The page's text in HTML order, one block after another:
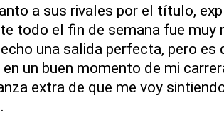
a sus rivales por el título,
todo el fin de semana fue muy
una salida perfecta, pero es
un buen momento de mi
extra de que me voy